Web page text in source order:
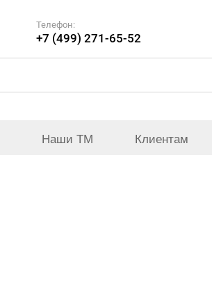
Телефон:
+7 (499) 271-65-52
Наши ТМ Клиентам